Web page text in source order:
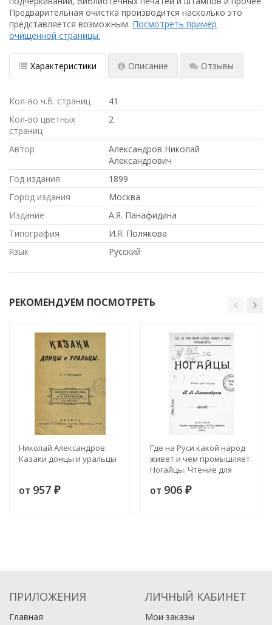
Предварительная очистка производится насколько это
представляется возможным. Посмотреть пример
очищенной страницы.
Характеристики Описание Отзывы
Кол-во ч.б. страниц
41
Кол-во цветных
страниц
2
Автор
Александров Николай
Александрович
Год издания
1899
Город издания
Москва
Издание
А.Я. Панафидина
Типография
И.Я. Полякова
Язык
Русский
РЕКОМЕНДУЕМ ПОСМОТРЕТЬ
Николай Александров.
Казаки донцы и уральцы
от 957 ₽
Где на Руси какой народ
живет и чем промышляет.
Ногайцы. Чтение для
от 906 ₽
ПРИЛОЖЕНИЯ
Главная
ЛИЧНЫЙ КАБИНЕТ
Мои заказы